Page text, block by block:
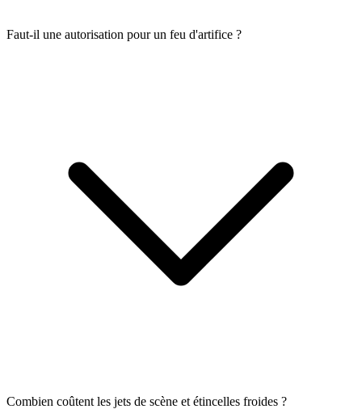
Faut-il une autorisation pour un feu d'artifice ?
Combien coûtent les jets de scène et étincelles froides ?